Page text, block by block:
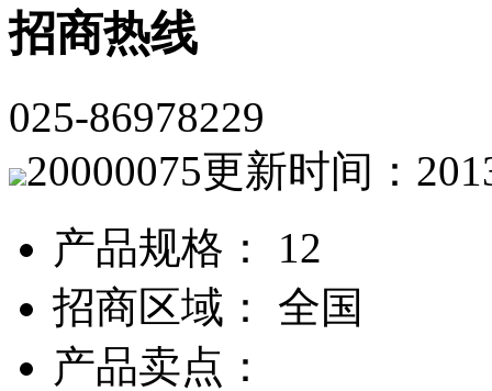
招商热线
025-86978229
20000075更新时间：
产品规格： 12
招商区域： 全国
产品卖点：